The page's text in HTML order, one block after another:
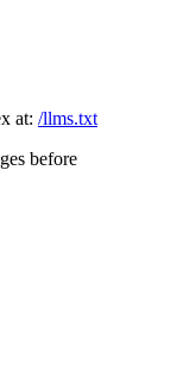
at: /llms.txt
before